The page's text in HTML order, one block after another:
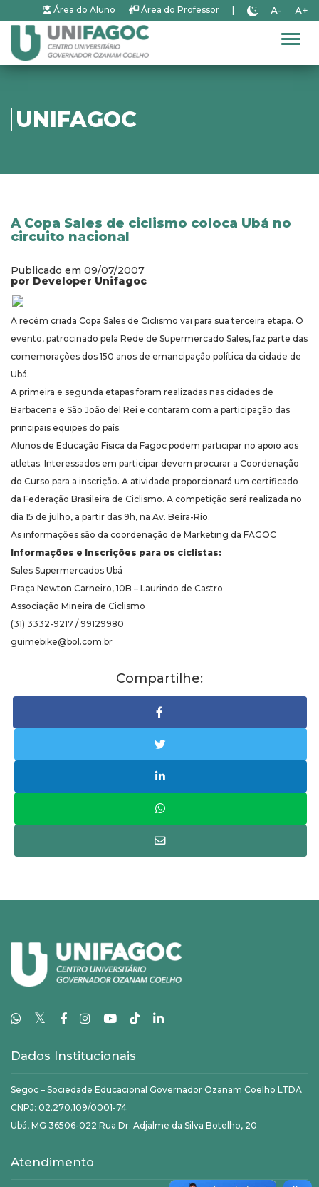
Área do Aluno Área do Professor A- A+
UNIFAGOC
A Copa Sales de ciclismo coloca Ubá no
circuito nacional
Publicado em 09/07/2007
por Developer Unifagoc
A recém criada Copa Sales de Ciclismo vai para sua terceira etapa. O
evento, patrocinado pela Rede de Supermercado Sales, faz parte das
comemorações dos 150 anos de emancipação política da cidade de
Ubá.
A primeira e segunda etapas foram realizadas nas cidades de
Barbacena e São João del Rei e contaram com a participação das
principais equipes do país.
Alunos de Educação Física da Fagoc podem participar no apoio aos
atletas. Interessados em participar devem procurar a Coordenação
do Curso para a inscrição. A atividade proporcionará um certificado
da Federação Brasileira de Ciclismo. A competição será realizada no
dia 15 de julho, a partir das 9h, na Av. Beira-Rio.
As informações são da coordenação de Marketing da FAGOC
Informações e Inscrições para os ciclistas:
Sales Supermercados Ubá
Praça Newton Carneiro, 10B – Laurindo de Castro
Associação Mineira de Ciclismo
(31) 3332-9217 / 99129980
guimebike@bol.com.br
Compartilhe:
𝕏
Dados Institucionais
Segoc – Sociedade Educacional Governador Ozanam Coelho LTDA
CNPJ: 02.270.109/0001-74
Ubá, MG 36506-022 Rua Dr. Adjalme da Silva Botelho, 20
Atendimento